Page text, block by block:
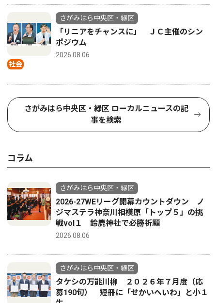
社会
さがみはら中央区・緑区
「リニアをチャンスに」 ＪＣ主催のシン
ポジウム
2026.08.06
さがみはら中央区・緑区 ローカルニュースの記
事を検索
コラム
さがみはら中央区・緑区
2026-27WEリーグ開幕カウントダウン ノ
ジマステラ神奈川相模原「トップ５」の挑
戦vol１ 鈴鹿神社で必勝祈願
2026.08.06
さがみはら中央区・緑区
タケシの万能川柳 ２０２６年７月度（応
募190句） 短冊に「せかいへいわ」と小１